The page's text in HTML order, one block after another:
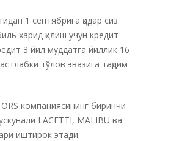
1 сентябрига қадар сиз
харид қилиш учун кредит
3 йил муддатга йиллик 16
тўлов эвазига тақдим
компаниясининг биринчи
LACETTI, MALIBU ва
иштирок этади.